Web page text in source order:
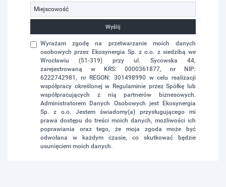
Wyślij
Wyrażam zgodę na przetwarzanie moich danych
osobowych przez Ekosynergia Sp. z o.o. z siedzibą we
Wrocławiu (51-319) przy ul. Sycowska 44,
zarejestrowaną w KRS: 0000361877, nr NIP:
6222742981, nr REGON: 301498990 w celu realizacji
współpracy określonej w Regulaminie przez Spółkę lub
współpracujących z nią partnerów biznesowych.
Administratorem Danych Osobowych jest Ekosynergia
Sp. z o.o. Jestem świadomy(a) przysługującego mi
prawa dostępu do treści moich danych, możliwości ich
poprawiania oraz tego, że moja zgoda może być
odwołana w każdym czasie, co skutkować będzie
usunięciem moich danych.